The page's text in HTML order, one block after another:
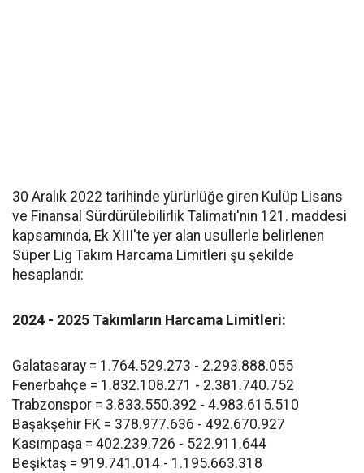
30 Aralık 2022 tarihinde yürürlüğe giren Kulüp Lisans
ve Finansal Sürdürülebilirlik Talimatı'nın 121. maddesi
kapsamında, Ek XIII'te yer alan usullerle belirlenen
Süper Lig Takım Harcama Limitleri şu şekilde
hesaplandı:
2024 - 2025 Takımların Harcama Limitleri:
Galatasaray = 1.764.529.273 - 2.293.888.055
Fenerbahçe = 1.832.108.271 - 2.381.740.752
Trabzonspor = 3.833.550.392 - 4.983.615.510
Başakşehir FK = 378.977.636 - 492.670.927
Kasımpaşa = 402.239.726 - 522.911.644
Beşiktaş = 919.741.014 - 1.195.663.318